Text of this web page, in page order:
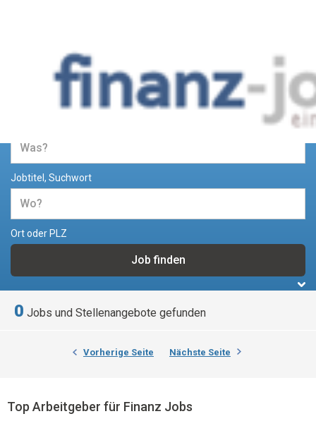
Jobs und Stellenangebote im
Bereich Finanzen
Jobtitel, Suchwort
Ort oder PLZ
0 Jobs und Stellenangebote gefunden
Vorherige Seite Nächste Seite
Top Arbeitgeber für Finanz Jobs